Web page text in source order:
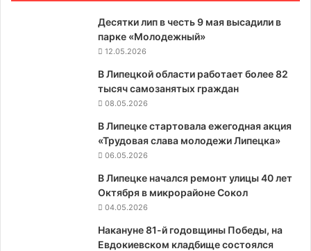
Десятки лип в честь 9 мая высадили в
парке «Молодежный»
12.05.2026
В Липецкой области работает более 82
тысяч самозанятых граждан
08.05.2026
В Липецке стартовала ежегодная акция
«Трудовая слава молодежи Липецка»
06.05.2026
В Липецке начался ремонт улицы 40 лет
Октября в микрорайоне Сокол
04.05.2026
Накануне 81-й годовщины Победы, на
Евдокиевском кладбище состоялся